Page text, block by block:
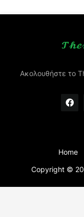
Ακολουθήστε το
Copyright ©
Home